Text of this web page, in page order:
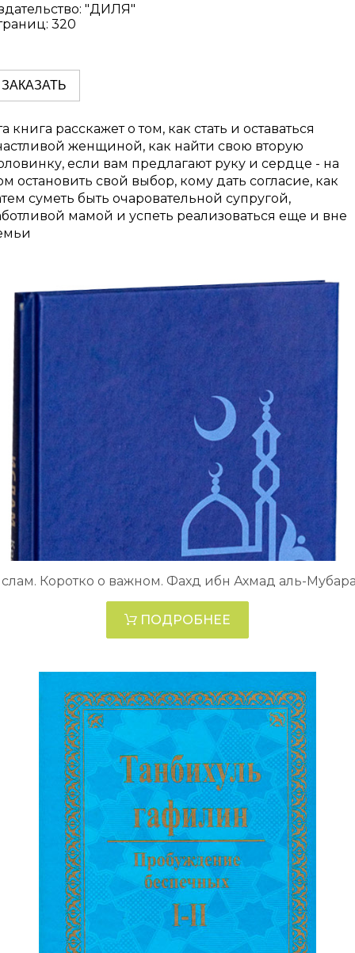
"ДИЛЯ"
320
ЗАКАЗАТЬ
книга расскажет о том, как стать и оставаться
женщиной, как найти свою вторую
если вам предлагают руку и сердце - на
остановить свой выбор, кому дать согласие, как
суметь быть очаровательной супругой,
мамой и успеть реализоваться еще и вне
Коротко о важном. Фахд ибн Ахмад аль-
ПОДРОБНЕЕ